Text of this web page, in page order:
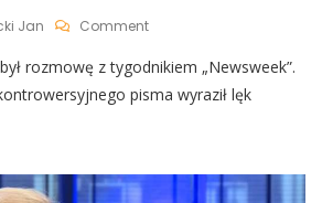
Jan CommentOn
Stuhr
Szokuje:
Kiedyś
rozmowę z tygodnikiem „Newsweek”.
pisma wyraził lęk